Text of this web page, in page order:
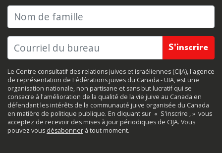
Nom de famille
Le Centre consultatif des relations juives et israéliennes (CIJA), l'agence
de représentation de Fédérations juives du Canada - UIA, est une
organisation nationale, non partisane et sans but lucratif qui se
consacre à l'amélioration de la qualité de la vie juive au Canada en
défendant les intérêts de la communauté juive organisée du Canada
en matière de politique publique. En cliquant sur « S'inscrire , » vous
acceptez de recevoir des mises à jour périodiques de CIJA. Vous
pouvez vous désabonner à tout moment.